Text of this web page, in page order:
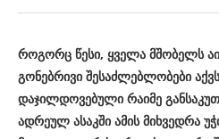
როგორც წესი, ყველა მშობელს
გონებრივი შესაძლებლობები
დაჯილდოვებული რაიმე
ადრეულ ასაკში ამის მიხვედრა